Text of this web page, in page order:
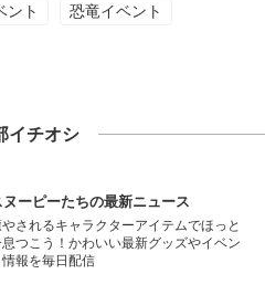
ント 恐竜イベント
イチオシ
ヌーピーたちの最新ニュース
されるキャラクターアイテムでほっと
つこう！かわいい最新グッズやイベン
情報を毎日配信